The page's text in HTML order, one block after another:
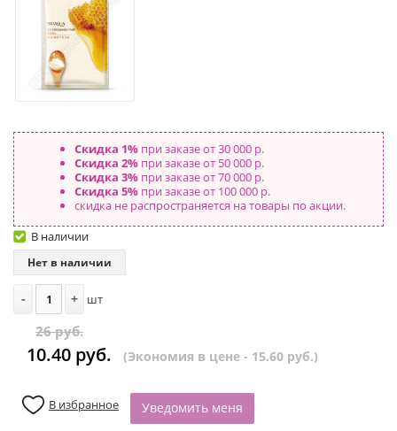
Скидка 1%при заказе от 30 000 р.
Скидка 2%при заказе от 50 000 р.
Скидка 3%при заказе от 70 000 р.
Скидка 5%при заказе от 100 000 р.
скидка не распространяется на товары по акции.
В наличии
Нет в наличии
- + шт
26 руб.
10.40 руб. (Экономия в цене - 15.60 руб.)
В избранное Уведомить меня